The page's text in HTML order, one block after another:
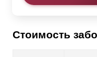
Стоимость